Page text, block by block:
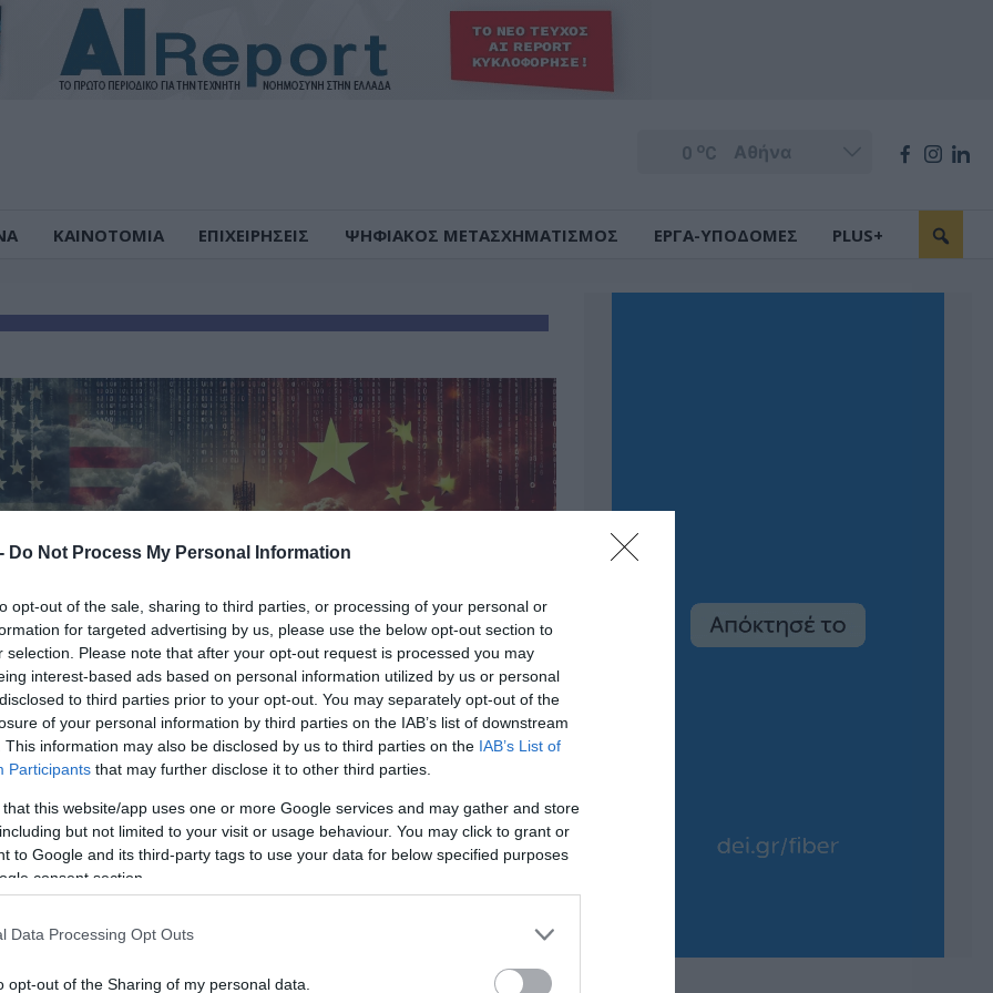
Do Not Process My Personal Information
opt-out of the sale, sharing to third parties, or processing of your personal or
for targeted advertising by us, please use the below opt-out section to
selection. Please note that after your opt-out request is processed you may
interest-based ads based on personal information utilized by us or personal
to third parties prior to your opt-out. You may separately opt-out of the
of your personal information by third parties on the IAB’s list of downstream
This information may also be disclosed by us to third parties on the IAB’s List of
Participants that may further disclose it to other third parties.
that this website/app uses one or more Google services and may gather and store
but not limited to your visit or usage behaviour. You may click to grant or
to Google and its third-party tags to use your data for below specified purposes
consent section.
Data Processing Opt Outs
opt-out of the Sharing of my personal data.
0 oC
ΚΑΙΝΟΤΟΜΙΑ ΕΠΙΧΕΙΡΗΣΕΙΣ ΨΗΦΙΑΚΟΣ ΜΕΤΑΣΧΗΜΑΤΙΣΜΟΣ ΕΡΓΑ-ΥΠΟΔΟΜΕΣ PLUS+